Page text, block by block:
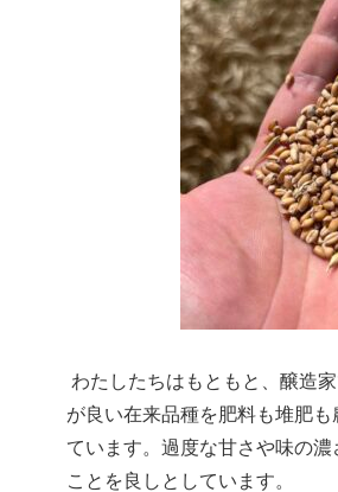
わたしたちはもともと、醸造
が良い在来品種を肥料も堆肥
ています。過度な甘さや味の
ことを良しとしています。